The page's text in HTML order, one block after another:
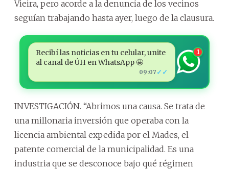
Vieira, pero acorde a la denuncia de los vecinos
seguían trabajando hasta ayer, luego de la clausura.
Recibí las noticias en tu celular, unite
al canal de ÚH en WhatsApp 🤩
09:07 ✓✓
1
INVESTIGACIÓN. “Abrimos una causa. Se trata de
una millonaria inversión que operaba con la
licencia ambiental expedida por el Mades, el
patente comercial de la municipalidad. Es una
industria que se desconoce bajo qué régimen